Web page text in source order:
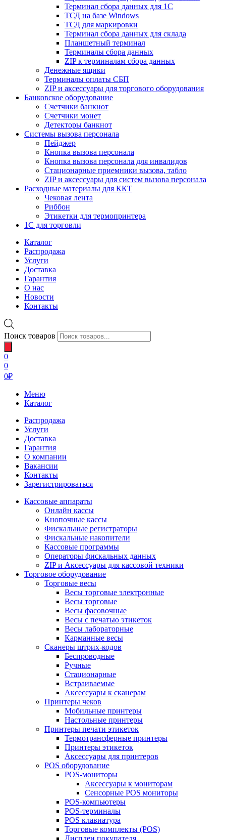
Терминал сбора данных для 1C
ТСД на базе Windows
ТСД для маркировки
Терминал сбора данных для склада
Планшетный терминал
Терминалы сбора данных
ZIP к терминалам сбора данных
Денежные ящики
Терминалы оплаты СБП
ZIP и аксессуары для торгового оборудования
Банковское оборудование
Счетчики банкнот
Счетчики монет
Детекторы банкнот
Системы вызова персонала
Пейджер
Кнопка вызова персонала
Кнопка вызова персонала для инвалидов
Стационарные приемники вызова, табло
ZIP и аксессуары для систем вызова персонала
Расходные материалы для ККТ
Чековая лента
Риббон
Этикетки для термопринтера
1С для торговли
Каталог
Распродажа
Услуги
Доставка
Гарантия
О нас
Новости
Контакты
Поиск товаров
0
0
0₽
Меню
Каталог
Распродажа
Услуги
Доставка
Гарантия
О компании
Вакансии
Контакты
Зарегистрироваться
Кассовые аппараты
Онлайн кассы
Кнопочные кассы
Фискальные регистраторы
Фискальные накопители
Кассовые программы
Операторы фискальных данных
ZIP и Аксессуары для кассовой техники
Торговое оборудование
Торговые весы
Весы торговые электронные
Весы торговые
Весы фасовочные
Весы с печатью этикеток
Весы лабораторные
Карманные весы
Сканеры штрих-кодов
Беспроводные
Ручные
Стационарные
Встраиваемые
Аксессуары к сканерам
Принтеры чеков
Мобильные принтеры
Настольные принтеры
Принтеры печати этикеток
Термотрансферные принтеры
Принтеры этикеток
Аксессуары для принтеров
POS оборудование
POS-мониторы
Аксессуары к мониторам
Сенсорные POS мониторы
POS-компьютеры
POS-терминалы
POS клавиатура
Торговые комплекты (POS)
Дисплеи покупателя